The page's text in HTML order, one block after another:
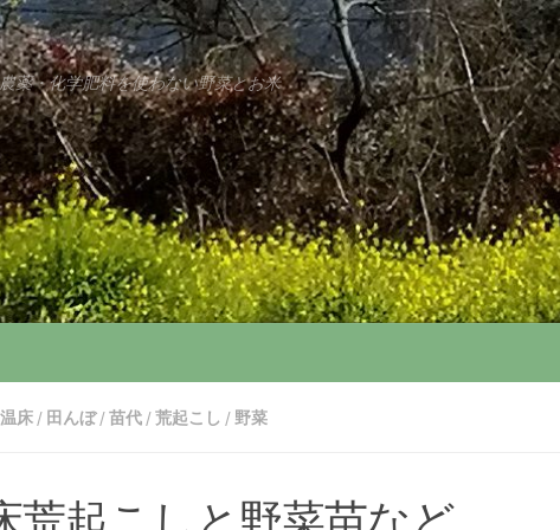
農薬・化学肥料を使わない野菜とお米
温床 / 田んぼ /苗代 /荒起こし /野菜